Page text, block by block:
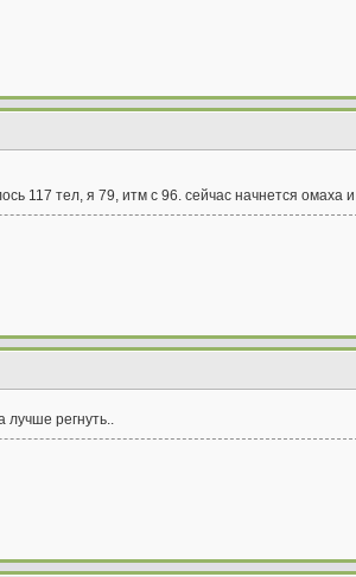
117 тел, я 79, итм с 96. сейчас начнется
регнуть..